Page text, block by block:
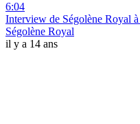
6:04
Interview de Ségolène Royal
Ségolène Royal
il y a 14 ans